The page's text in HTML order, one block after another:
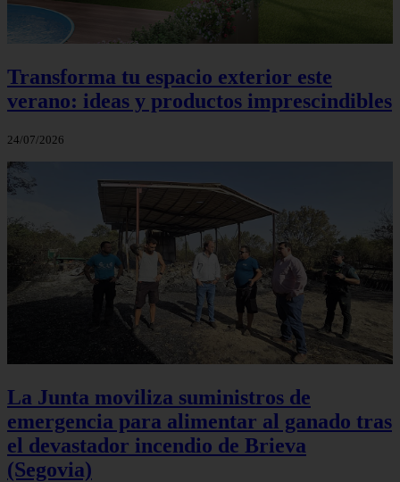
Transforma tu espacio exterior este
verano: ideas y productos imprescindibles
24/07/2026
La Junta moviliza suministros de
emergencia para alimentar al ganado tras
el devastador incendio de Brieva
(Segovia)